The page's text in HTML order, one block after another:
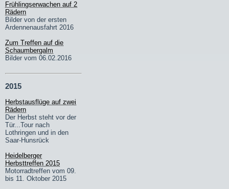
Frühlingserwachen auf 2
Rädern
Bilder von der ersten
Ardennenausfahrt 2016
Zum Treffen auf die
Schaumbergalm
Bilder vom 06.02.2016
2015
Herbstausflüge auf zwei
Rädern
Der Herbst steht vor der
Tür...Tour nach
Lothringen und in den
Saar-Hunsrück
Heidelberger
Herbsttreffen 2015
Motorradtreffen vom 09.
bis 11. Oktober 2015